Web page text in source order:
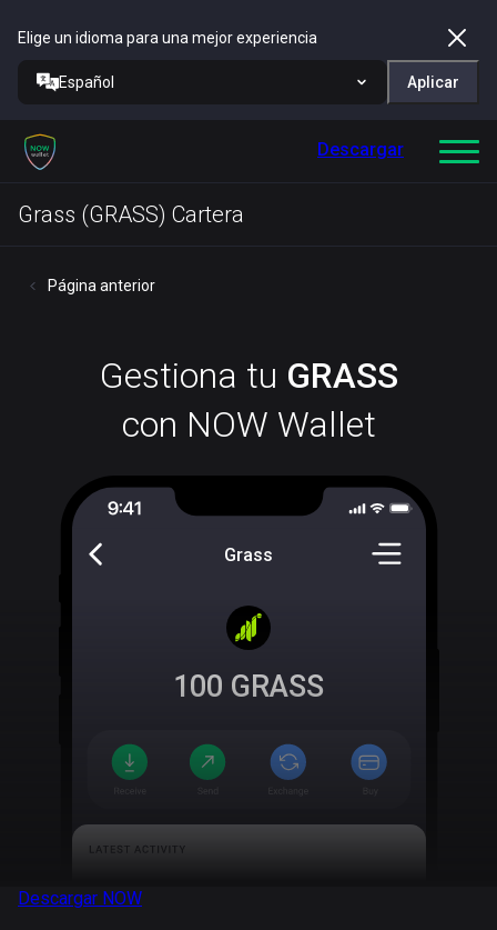
Elige un idioma para una mejor experiencia
Español Aplicar
Descargar
Grass (GRASS) Cartera
Página anterior
Gestiona tu GRASS
con NOW Wallet
Grass
100 GRASS
Descargar NOW